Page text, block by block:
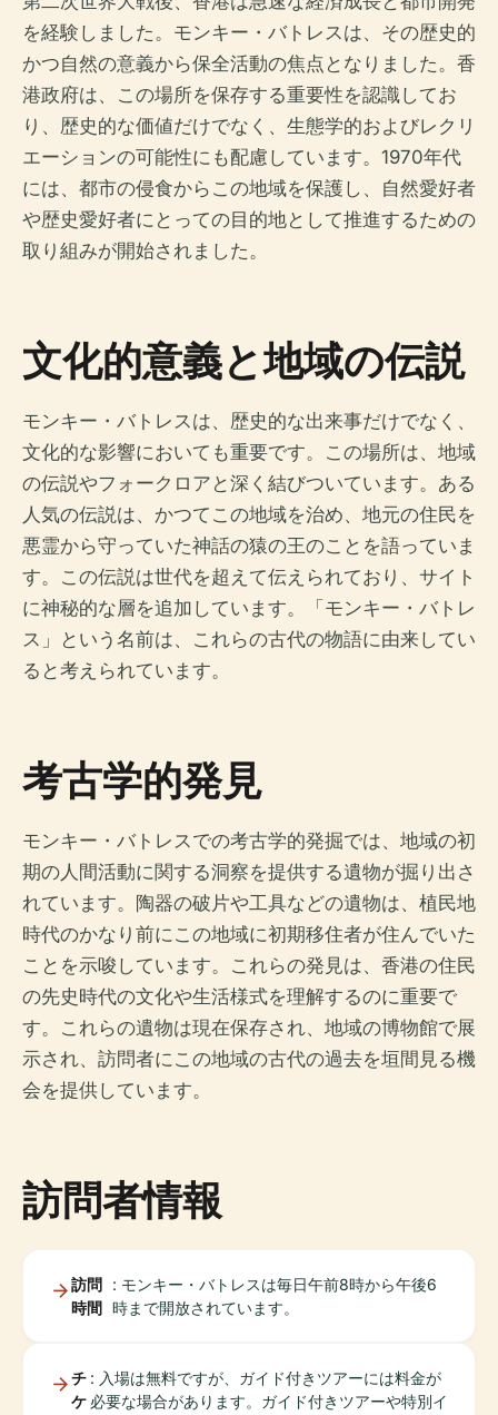
を経験しました。モンキー・バトレスは、その歴史的
かつ自然の意義から保全活動の焦点となりました。香
港政府は、この場所を保存する重要性を認識してお
り、歴史的な価値だけでなく、生態学的およびレクリ
エーションの可能性にも配慮しています。1970年代
には、都市の侵食からこの地域を保護し、自然愛好者
や歴史愛好者にとっての目的地として推進するための
取り組みが開始されました。
文化的意義と地域の伝説
モンキー・バトレスは、歴史的な出来事だけでなく、
文化的な影響においても重要です。この場所は、地域
の伝説やフォークロアと深く結びついています。ある
人気の伝説は、かつてこの地域を治め、地元の住民を
悪霊から守っていた神話の猿の王のことを語っていま
す。この伝説は世代を超えて伝えられており、サイト
に神秘的な層を追加しています。「モンキー・バトレ
ス」という名前は、これらの古代の物語に由来してい
ると考えられています。
考古学的発見
モンキー・バトレスでの考古学的発掘では、地域の初
期の人間活動に関する洞察を提供する遺物が掘り出さ
れています。陶器の破片や工具などの遺物は、植民地
時代のかなり前にこの地域に初期移住者が住んでいた
ことを示唆しています。これらの発見は、香港の住民
の先史時代の文化や生活様式を理解するのに重要で
す。これらの遺物は現在保存され、地域の博物館で展
示され、訪問者にこの地域の古代の過去を垣間見る機
会を提供しています。
訪問者情報
訪問
時間
: モンキー・バトレスは毎日午前8時から午後6
時まで開放されています。
チ
ケ
: 入場は無料ですが、ガイド付きツアーには料金が
必要な場合があります。ガイド付きツアーや特別イ